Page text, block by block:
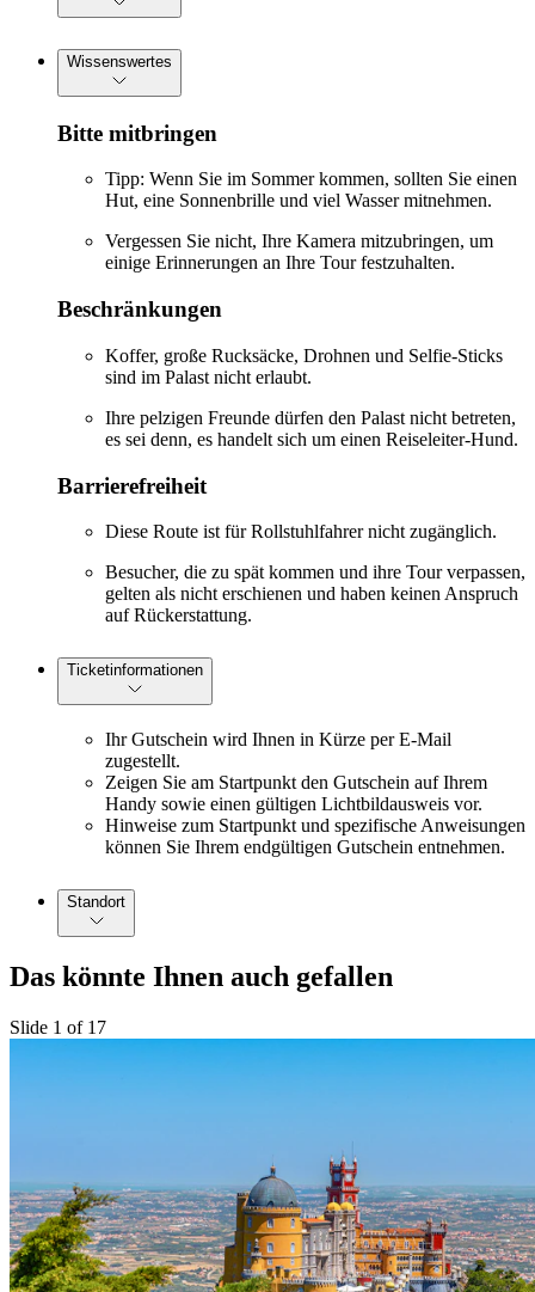
Wissenswertes
Bitte mitbringen
Tipp: Wenn Sie im Sommer kommen, sollten Sie einen
Hut, eine Sonnenbrille und viel Wasser mitnehmen.
Vergessen Sie nicht, Ihre Kamera mitzubringen, um
einige Erinnerungen an Ihre Tour festzuhalten.
Beschränkungen
Koffer, große Rucksäcke, Drohnen und Selfie-Sticks
sind im Palast nicht erlaubt.
Ihre pelzigen Freunde dürfen den Palast nicht betreten,
es sei denn, es handelt sich um einen Reiseleiter-Hund.
Barrierefreiheit
Diese Route ist für Rollstuhlfahrer nicht zugänglich.
Besucher, die zu spät kommen und ihre Tour verpassen,
gelten als nicht erschienen und haben keinen Anspruch
auf Rückerstattung.
Ticketinformationen
Ihr Gutschein wird Ihnen in Kürze per E-Mail
zugestellt.
Zeigen Sie am Startpunkt den Gutschein auf Ihrem
Handy sowie einen gültigen Lichtbildausweis vor.
Hinweise zum Startpunkt und spezifische Anweisungen
können Sie Ihrem endgültigen Gutschein entnehmen.
Standort
Das könnte Ihnen auch gefallen
Slide 1 of 17